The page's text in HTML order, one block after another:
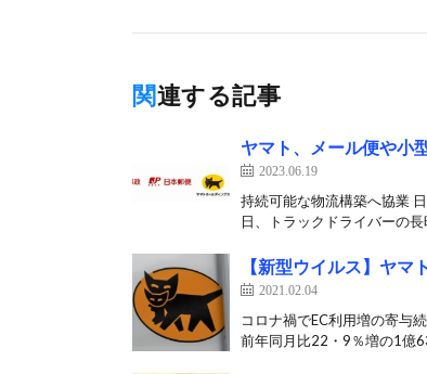
関連する記事
ヤマト、メール便や小
2023.06.19
持続可能な物流構築へ協業
日、トラックドライバーの
【新型ウイルス】ヤ
2021.02.04
コロナ禍でEC利用増の寄与
前年同月比22・9％増の1億